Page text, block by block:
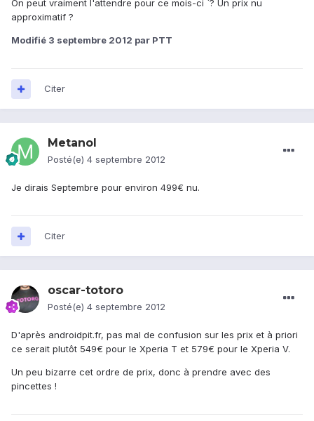
On peut vraiment l'attendre pour ce mois-ci `? Un prix nu
approximatif ?
Modifié 3 septembre 2012 par PTT
Citer
Metanol
Posté(e) 4 septembre 2012
Je dirais Septembre pour environ 499€ nu.
Citer
oscar-totoro
Posté(e) 4 septembre 2012
D'après androidpit.fr, pas mal de confusion sur les prix et à priori
ce serait plutôt 549€ pour le Xperia T et 579€ pour le Xperia V.
Un peu bizarre cet ordre de prix, donc à prendre avec des
pincettes !